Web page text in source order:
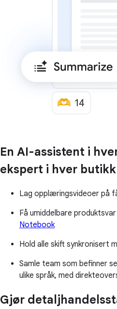
En AI-assistent i
ekspert i hver butikk
Lag opplæringsvideoer på
Få umiddelbare
Notebook
Hold alle skift synkronisert
Samle team som befinner
ulike språk, med
Gjør